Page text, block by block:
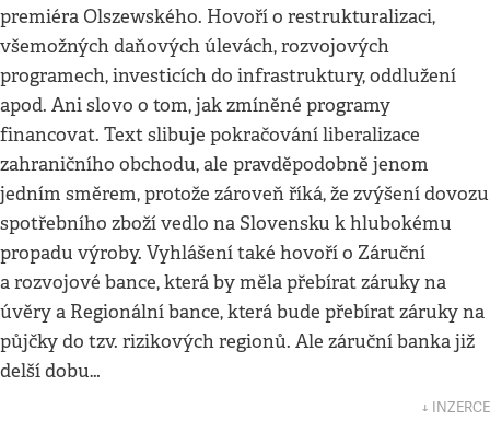
premiéra Olszewského. Hovoří o restrukturalizaci,
všemožných daňových úlevách, rozvojových
programech, investicích do infrastruktury, oddlužení
apod. Ani slovo o tom, jak zmíněné programy
financovat. Text slibuje pokračování liberalizace
zahraničního obchodu, ale pravděpodobně jenom
jedním směrem, protože zároveň říká, že zvýšení dovozu
spotřebního zboží vedlo na Slovensku k hlubokému
propadu výroby. Vyhlášení také hovoří o Záruční
a rozvojové bance, která by měla přebírat záruky na
úvěry a Regionální bance, která bude přebírat záruky na
půjčky do tzv. rizikových regionů. Ale záruční banka již
delší dobu…
↓ INZERCE